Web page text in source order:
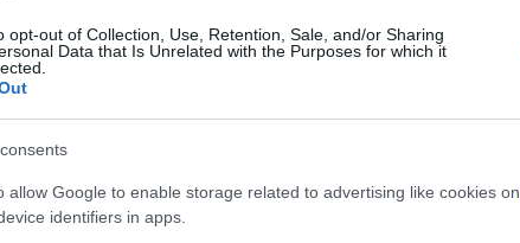
opt-out of Collection, Use, Retention, Sale, and/or Sharing
Data that Is Unrelated with the Purposes for which it
allow Google to enable storage related to advertising like cookies on
identifiers in apps.
piccini. Attraverso manifesti storici, modelli
in un palcoscenico di interazione. Eventi
costruire piccoli modelli di biciclette, non
ma offrono anche ai nonni l’occasione di
mezzi. Questo scambio non è solo
le generazioni, un aspetto fondamentale per
a un laboratorio del genere con i tuoi